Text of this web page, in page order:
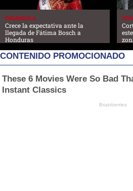
FARANDULA
Crece la expectativa ante la
llegada de Fátima Bosch a
Honduras
CONTENIDO PROMOCIONADO
These 6 Movies Were So Bad
Instant Classics
Brainberries